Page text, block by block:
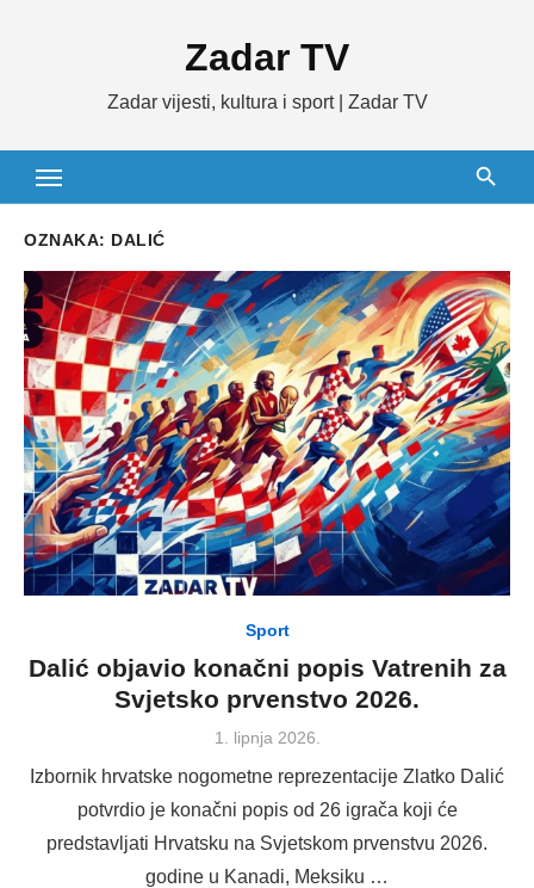
Zadar TV
Zadar vijesti, kultura i sport | Zadar TV
OZNAKA: DALIĆ
Sport
Dalić objavio konačni popis Vatrenih za
Svjetsko prvenstvo 2026.
Posted
1. lipnja 2026.
Izbornik hrvatske nogometne reprezentacije Zlatko Dalić
potvrdio je konačni popis od 26 igrača koji će
predstavljati Hrvatsku na Svjetskom prvenstvu 2026.
godine u Kanadi, Meksiku …